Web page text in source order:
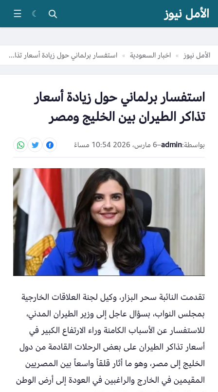
الأمل نيوز ☾
☰
الأمل نيوز » اخبار السعودية » استفسار برلماني حول زيادة أسعار تذاكر الطيران بين الخليج ومصر
استفسار برلماني حول زيادة أسعار
تذاكر الطيران بين الخليج ومصر
بواسطة:admin
–6 مارس، 2026 10:54 مساءً
تقدمت النائبة سحر البزار، وكيل لجنة العلاقات الخارجية
بمجلس النواب، بسؤال عاجل إلى وزير الطيران المدني،
للاستفسار عن الأسباب الكامنة وراء الارتفاع الكبير في
أسعار تذاكر الطيران على بعض الرحلات القادمة من دول
الخليج إلى مصر، وهو ما أثار قلقاً واسعاً بين المصريين
المقيمين في الخارج والراغبين في العودة إلى أرض الوطن